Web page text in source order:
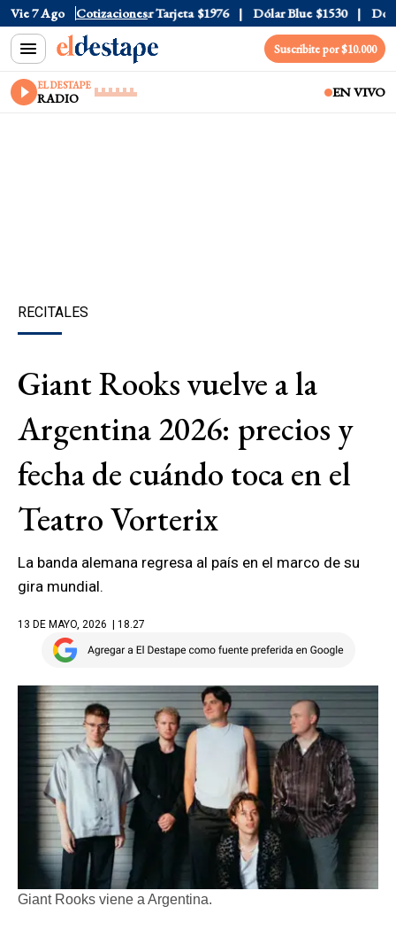
Vie 7 Ago Cotizaciones
Oficial $1520 Dólar Tarjeta $1976 Dólar Blue $1530 Dólar
Suscribite por $10.000
EL DESTAPE
RADIO EN VIVO
RECITALES
Giant Rooks vuelve a la
Argentina 2026: precios y
fecha de cuándo toca en el
Teatro Vorterix
La banda alemana regresa al país en el marco de su
gira mundial.
13 DE MAYO, 2026 | 18.27
Giant Rooks viene a Argentina.